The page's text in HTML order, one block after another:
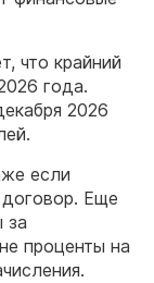
что крайний
года.
2026
если
Еще
за
проценты на